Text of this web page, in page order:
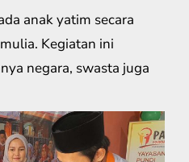
anak yatim secara
Kegiatan ini
negara, swasta juga